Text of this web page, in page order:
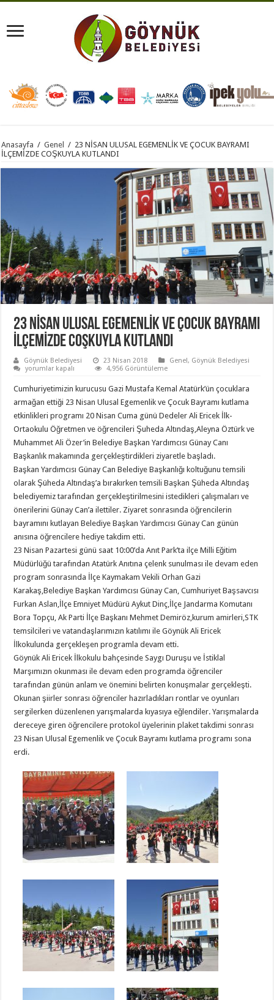
Anasayfa / Genel / 23 NİSAN ULUSAL EGEMENLİK VE ÇOCUK BAYRAMI
İLÇEMİZDE COŞKUYLA KUTLANDI
23 NİSAN ULUSAL EGEMENLİK VE ÇOCUK BAYRAMI
İLÇEMİZDE COŞKUYLA KUTLANDI
Göynük Belediyesi 23 Nisan 2018 Genel, Göynük Belediyesi
23
ULUSAL
EGEMENLİK
VE
ÇOCUK
BAYRAMI
İLÇEMİZDE
COŞKUYLA
KUTLANDI
için
yorumlar kapalı 4,956 Görüntüleme
Cumhuriyetimizin kurucusu Gazi Mustafa Kemal Atatürk’ün çocuklara
armağan ettiği 23 Nisan Ulusal Egemenlik ve Çocuk Bayramı kutlama
etkinlikleri programı 20 Nisan Cuma günü Dedeler Ali Ericek İlk-
Ortaokulu Öğretmen ve öğrencileri Şuheda Altındaş,Aleyna Öztürk ve
Muhammet Ali Özer’in Belediye Başkan Yardımcısı Günay Canı
Başkanlık makamında gerçekleştirdikleri ziyaretle başladı.
Başkan Yardımcısı Günay Can Belediye Başkanlığı koltuğunu temsili
olarak Şüheda Altındaş’a bırakırken temsili Başkan Şüheda Altındaş
belediyemiz tarafından gerçekleştirilmesini istedikleri çalışmaları ve
önerilerini Günay Can’a ilettiler. Ziyaret sonrasında öğrencilerin
bayramını kutlayan Belediye Başkan Yardımcısı Günay Can günün
anısına öğrencilere hediye takdim etti.
23 Nisan Pazartesi günü saat 10:00’da Anıt Park’ta ilçe Milli Eğitim
Müdürlüğü tarafından Atatürk Anıtına çelenk sunulması ile devam eden
program sonrasında İlçe Kaymakam Vekili Orhan Gazi
Karakaş,Belediye Başkan Yardımcısı Günay Can, Cumhuriyet Başsavcısı
Furkan Aslan,İlçe Emniyet Müdürü Aykut Dinç,İlçe Jandarma Komutanı
Bora Topçu, Ak Parti İlçe Başkanı Mehmet Demiröz,kurum amirleri,STK
temsilcileri ve vatandaşlarımızın katılımı ile Göynük Ali Ericek
İlkokulunda gerçekleşen programla devam etti.
Göynük Ali Ericek İlkokulu bahçesinde Saygı Duruşu ve İstiklal
Marşımızın okunması ile devam eden programda öğrenciler
tarafından günün anlam ve önemini belirten konuşmalar gerçekleşti.
Okunan şiirler sonrası öğrenciler hazırladıkları rontlar ve oyunları
sergilerken düzenlenen yarışmalarda kıyasıya eğlendiler. Yarışmalarda
dereceye giren öğrencilere protokol üyelerinin plaket takdimi sonrası
23 Nisan Ulusal Egemenlik ve Çocuk Bayramı kutlama programı sona
erdi.